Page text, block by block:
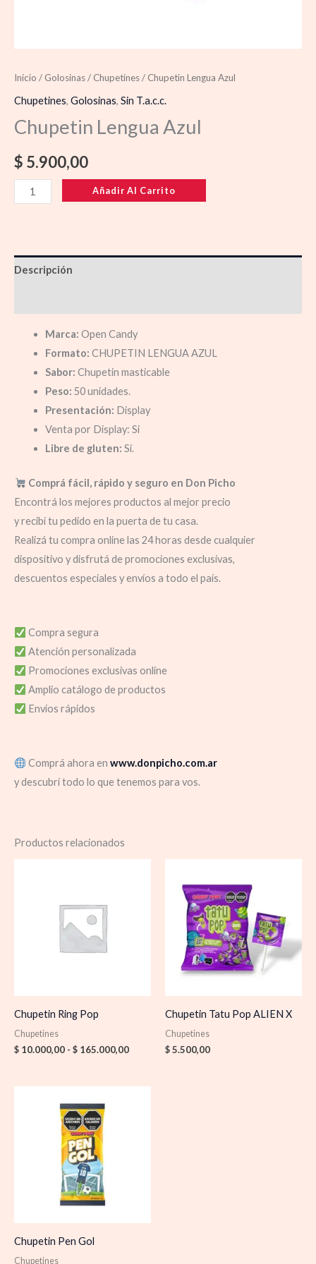
Inicio / Golosinas/ Chupetines/ Chupetin Lengua Azul
Chupetines, Golosinas, Sin T.a.c.c.
Chupetin Lengua Azul
$ 5.900,00
Añadir Al Carrito
Descripción
Marca: Open Candy
Formato: CHUPETIN LENGUA AZUL
Sabor: Chupetin masticable
Peso: 50 unidades.
Presentación: Display
Venta por Display: Si
Libre de gluten: Si.
Comprá fácil, rápido y seguro en Don Picho
Encontrá los mejores productos al mejor precio
y recibí tu pedido en la puerta de tu casa.
Realizá tu compra online las 24 horas desde cualquier
dispositivo y disfrutá de promociones exclusivas,
descuentos especiales y envíos a todo el país.
Compra segura
Atención personalizada
Promociones exclusivas online
Amplio catálogo de productos
Envíos rápidos
Comprá ahora en www.donpicho.com.ar
y descubrí todo lo que tenemos para vos.
Productos relacionados
Chupetin Ring Pop
Chupetines
$ 10.000,00 - $ 165.000,00
Chupetin Tatu Pop ALIEN X
Chupetines
$5.500,00
Chupetin Pen Gol
Chupetines